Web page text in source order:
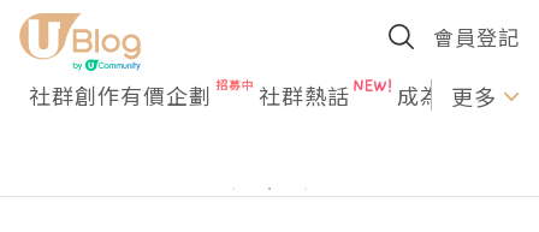
會員登記
社群創作有價企劃 社群熱話 成為U更多